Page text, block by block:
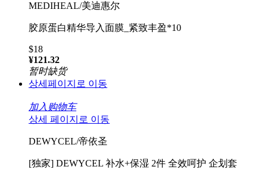
MEDIHEAL/美迪惠尔
胶原蛋白精华导入面膜_紧致丰盈*10
$18
¥121.32
暂时缺货
상세페이지로 이동
加入购物车
상세 페이지로 이동
DEWYCEL/帝依圣
[独家] DEWYCEL 补水+保湿 2件 全效呵护 企划套